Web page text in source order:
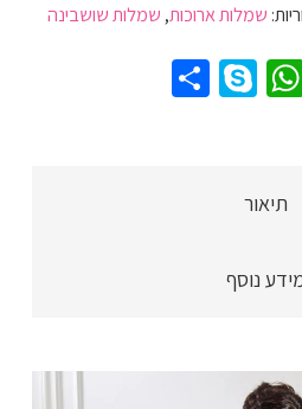
שמלות ארוכות, שמלות שושבינה
WhatsApp
Skype
תיאור
נוסף